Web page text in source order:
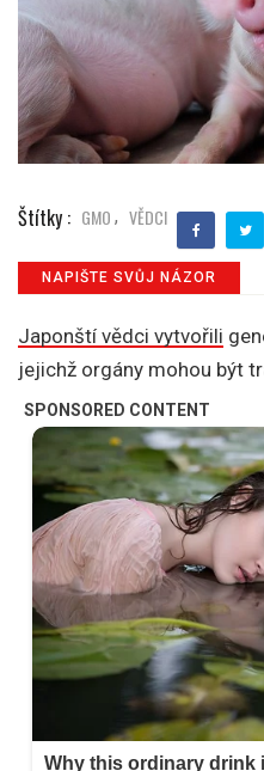
Štítky : GMO , VĚDCI
NAPIŠTE SVŮJ NÁZOR
Japonští vědci vytvořili
jejichž orgány mohou být